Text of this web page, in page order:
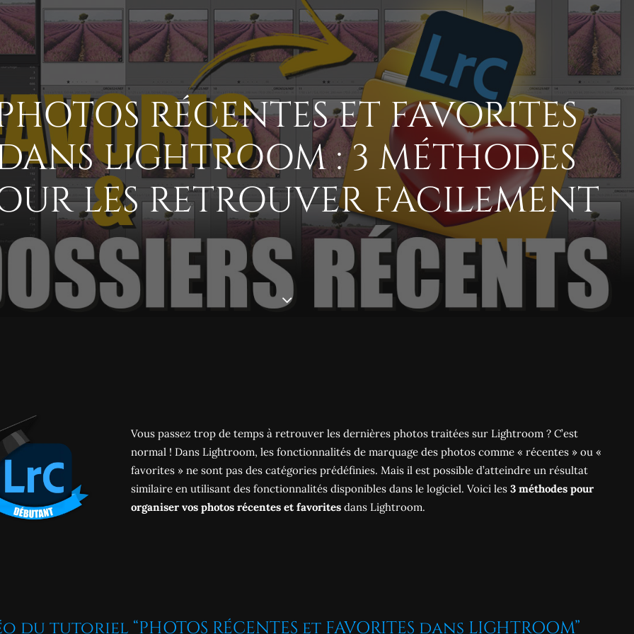
RÉCENTES ET FAVORITES
LIGHTROOM : 3 MÉTHODES
LES RETROUVER FACILEMENT
Vous passez trop de temps à retrouver les dernières photos traitées sur Lightroom ? C’est
normal ! Dans Lightroom, les fonctionnalités de marquage des photos comme « récentes » ou «
favorites » ne sont pas des catégories prédéfinies. Mais il est possible d’atteindre un résultat
similaire en utilisant des fonctionnalités disponibles dans le logiciel. Voici les 3 méthodes pour
organiser vos photos récentes et favorites dans Lightroom.
du tutoriel “PHOTOS RÉCENTES et FAVORITES dans LIGHTROOM”